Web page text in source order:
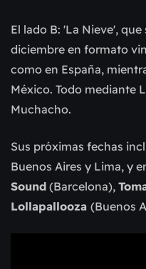
El lado B: 'La Nieve',
diciembre en formato
como en España,
México. Todo mediante
Muchacho.
Sus próximas fechas
Buenos Aires y Lima, y
Sound (Barcelona),
Lollapallooza (Buenos